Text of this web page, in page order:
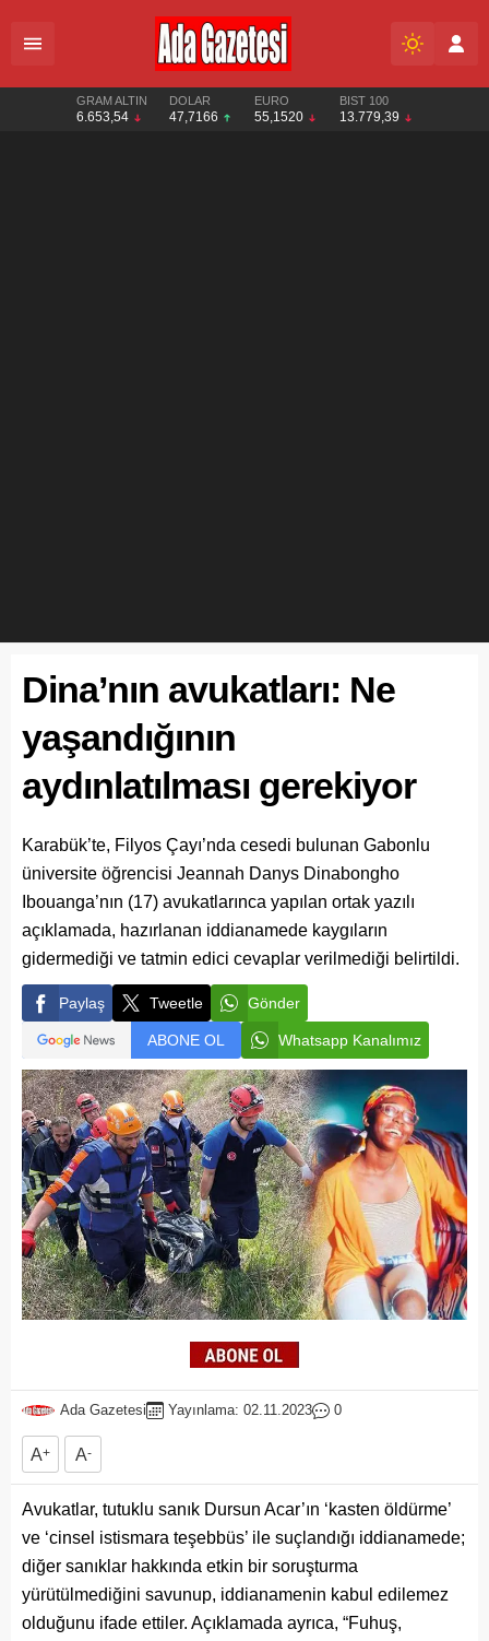
GRAM ALTIN
6.653,54
DOLAR
47,7166
EURO
55,1520
BIST 100
13.779,39
Dina’nın avukatları: Ne
yaşandığının
aydınlatılması gerekiyor
Karabük’te, Filyos Çayı’nda cesedi bulunan Gabonlu
üniversite öğrencisi Jeannah Danys Dinabongho
Ibouanga’nın (17) avukatlarınca yapılan ortak yazılı
açıklamada, hazırlanan iddianamede kaygıların
gidermediği ve tatmin edici cevaplar verilmediği belirtildi.
Paylaş Tweetle Gönder
ABONE OL Whatsapp Kanalımız
Ada Gazetesi Yayınlama: 02.11.2023 0
A+ A-
Avukatlar, tutuklu sanık Dursun Acar’ın ‘kasten öldürme’
ve ‘cinsel istismara teşebbüs’ ile suçlandığı iddianamede;
diğer sanıklar hakkında etkin bir soruşturma
yürütülmediğini savunup, iddianamenin kabul edilemez
olduğunu ifade ettiler. Açıklamada ayrıca, “Fuhuş,